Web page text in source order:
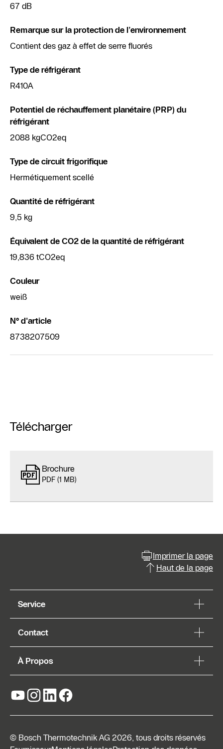
67 dB
Remarque sur la protection de l’environnement
Contient des gaz à effet de serre fluorés
Type de réfrigérant
R410A
Potentiel de réchauffement planétaire (PRP) du
réfrigérant
2088 kgCO2eq
Type de circuit frigorifique
Hermétiquement scellé
Quantité de réfrigérant
9,5 kg
Équivalent de CO2 de la quantité de réfrigérant
19,836 tCO2eq
Couleur
weiß
N° d'article
8738207509
Télécharger
Brochure
PDF (1 MB)
Imprimer la page
Haut de la page
Service
Contact
À Propos
© Bosch Thermotechnik AG 2026, tous droits réservés